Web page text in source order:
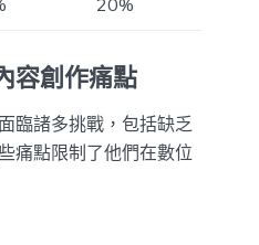
容創作痛點
臨諸多挑戰，包括缺乏
痛點限制了他們在數位